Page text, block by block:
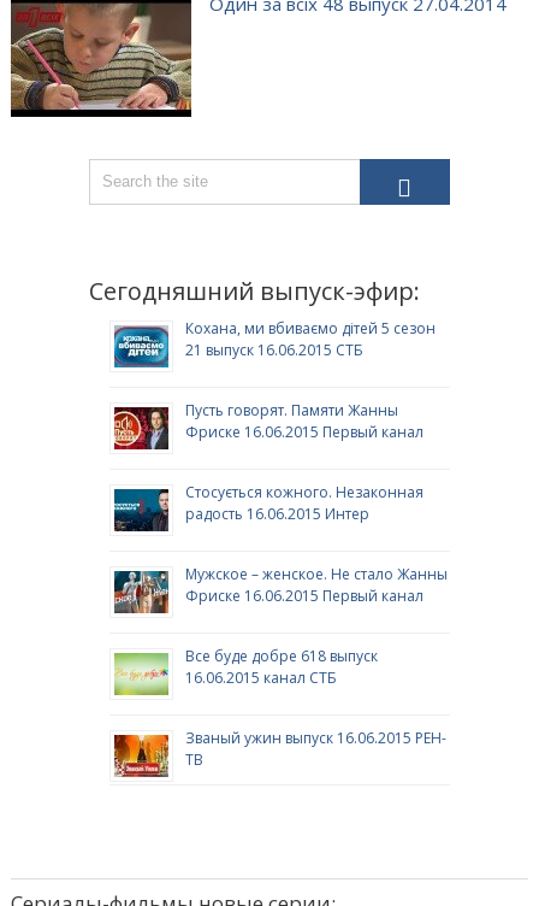
Сегодняшний выпуск-эфир:
Кохана, ми вбиваємо дітей 5 сезон
21 выпуск 16.06.2015 СТБ
Пусть говорят. Памяти Жанны
Фриске 16.06.2015 Первый канал
Стосується кожного. Незаконная
радость 16.06.2015 Интер
Мужское – женское. Не стало Жанны
Фриске 16.06.2015 Первый канал
Все буде добре 618 выпуск
16.06.2015 канал СТБ
Званый ужин выпуск 16.06.2015 РЕН-
ТВ